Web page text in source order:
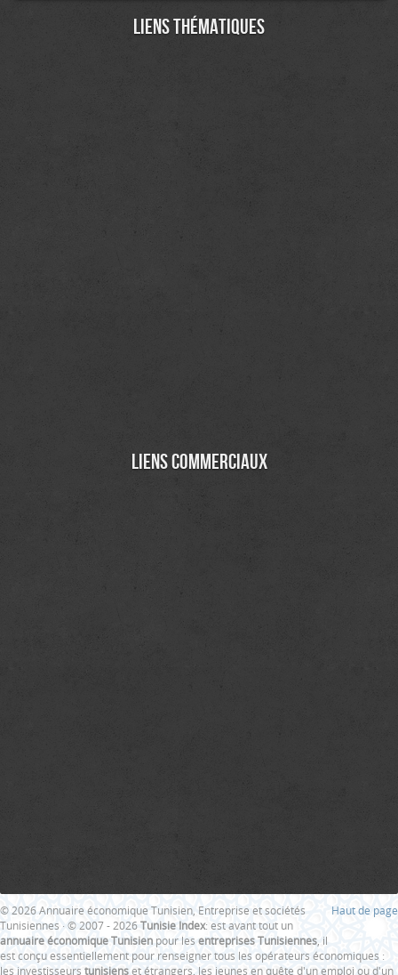
Liens thématiques
Liens commerciaux
Haut de page
© 2026 Annuaire économique Tunisien, Entreprise et sociétés
Tunisiennes · © 2007 - 2026Tunisie Index: est avant tout un
annuaire économique Tunisien pour lesentreprises Tunisiennes , il
est conçu essentiellement pour renseigner tous les opérateurs économiques :
les investisseurs tunisienset étrangers, les jeunes en quête d'un emploi ou d'un